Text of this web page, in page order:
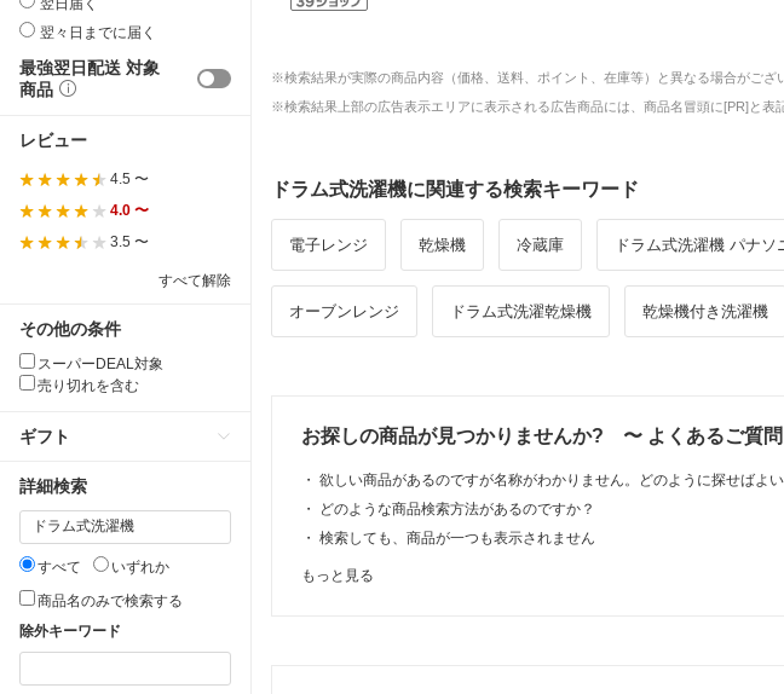
翌々日までに届く
最強翌日配送 対象
商品
レビュー
4.5 〜
4.0 〜
3.5 〜
すべて解除
その他の条件
スーパーDEAL対象
売り切れを含む
ギフト
詳細検索
すべて
いずれか
商品名のみで検索する
除外キーワード
※検索結果が実際の商品内容（価格、送料、ポイント、在庫等）と異なる場合がござ
※検索結果上部の広告表示エリアに表示される広告商品には、商品名冒頭に[PR]と表
ドラム式洗濯機に関連する検索キーワード
電子レンジ 乾燥機 冷蔵庫 ドラム式洗濯機 パナソ
オーブンレンジ ドラム式洗濯乾燥機 乾燥機付き洗濯機
お探しの商品が見つかりませんか? 〜 よくあるご質問
・ 欲しい商品があるのですが名称がわかりません。どのように探せばよ
・
どのような商品検索方法があるのですか？
・ 検索しても、商品が一つも表示されません
もっと見る